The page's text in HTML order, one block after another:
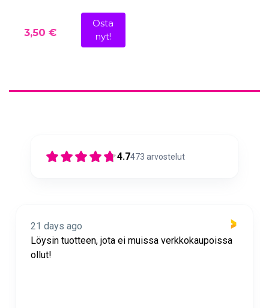
3,50 €
Osta
nyt!
4.7473 arvostelut
21 days ago
Löysin tuotteen, jota ei muissa verkkokaupoissa
ollut!